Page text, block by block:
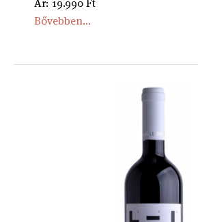
Ár: 19.990 Ft
Bővebben...